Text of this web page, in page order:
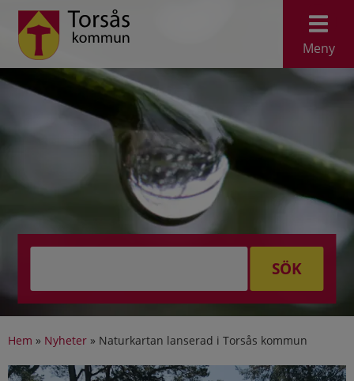
Meny
SÖK
Hem » Nyheter » Naturkartan lanserad i Torsås kommun